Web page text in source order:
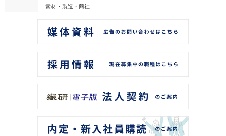
素材・製造・商社